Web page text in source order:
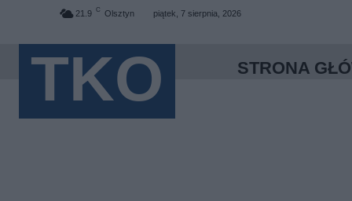
21.9 C Olsztyn piątek, 7 sierpnia, 2026
TKO STRONA